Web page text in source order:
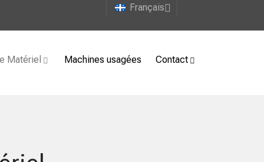
Français
Matériel Machines usagées Contact